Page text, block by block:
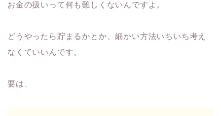
お金の扱いって何も難しくないんですよ。
どうやったら貯まるかとか、細かい方法いちいち考え
なくていいんです。
要は、